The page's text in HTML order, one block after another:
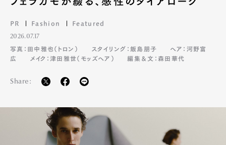
PR Fashion Featured
2026.07.17
写真：田中雅也（トロン）
スタイリング：飯島朋子
ヘア：河野富
広
メイク：津田雅世（モッズヘア） 編集＆文：森田華代
Share: